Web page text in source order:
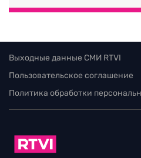
Выходные данные СМИ RTVI
Пользовательское соглашение
Политика обработки